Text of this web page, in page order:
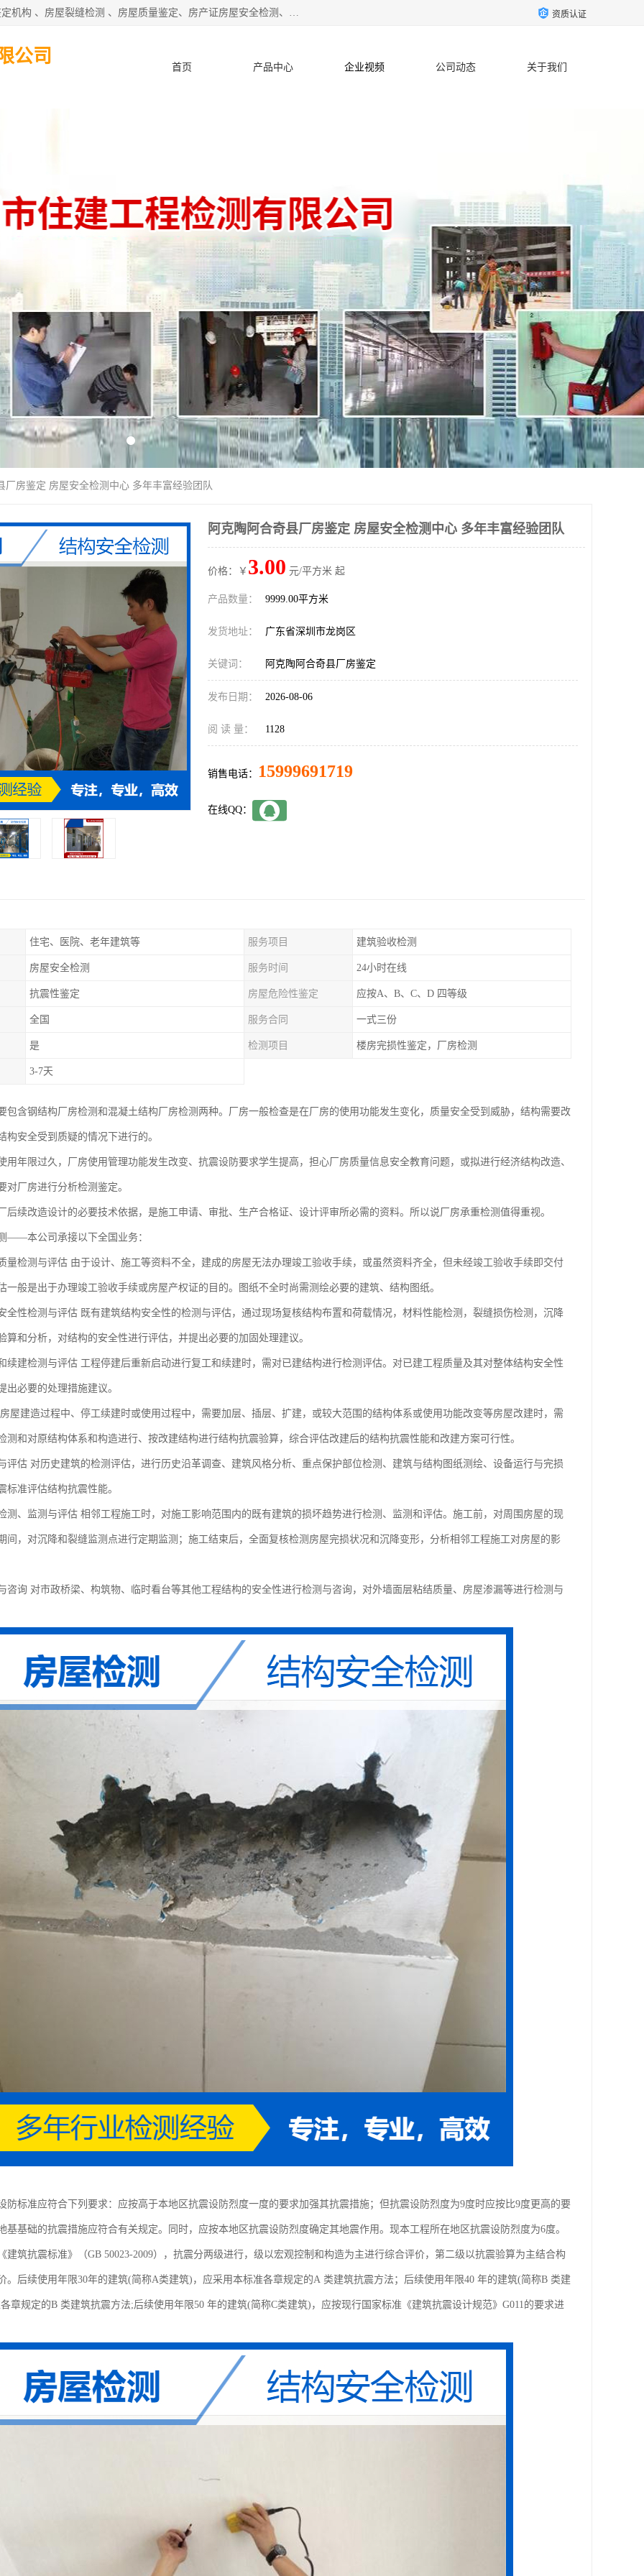
深圳市住建建筑检测鉴定有限公司提供：钢结构检测、房屋鉴定机构 、房屋裂缝检测 、房屋质量鉴定、房产证房屋安全检测、房屋检测鉴定、钢结构夹层安全检测、养老院房屋抗震检测等服务。 资质认证
公司
首页 产品中心 企业视频 公司动态 关于我们
厂房鉴定 房屋安全检测中心 多年丰富经验团队
阿克陶阿合奇县厂房鉴定 房屋安全检测中心 多年丰富经验团队
价格：￥ 3.00 元/平方米 起
产品数量： 9999.00平方米
发货地址： 广东省深圳市龙岗区
关键词： 阿克陶阿合奇县厂房鉴定
发布日期： 2026-08-06
阅 读 量： 1128
销售电话： 15999691719
在线QQ：
住宅、医院、老年建筑等 服务项目 建筑验收检测
房屋安全检测 服务时间 24小时在线
抗震性鉴定 房屋危险性鉴定 应按A、B、C、D 四等级
全国 服务合同 一式三份
是 检测项目 楼房完损性鉴定，厂房检测
3-7天
包含钢结构厂房检测和混凝土结构厂房检测两种。厂房一般检查是在厂房的使用功能发生变化，质量安全受到威胁，结构需要改
构安全受到质疑的情况下进行的。
用年限过久，厂房使用管理功能发生改变、抗震设防要求学生提高，担心厂房质量信息安全教育问题，或拟进行经济结构改造、
对厂房进行分析检测鉴定。
后续改造设计的必要技术依据，是施工申请、审批、生产合格证、设计评审所必需的资料。所以说厂房承重检测值得重视。
——本公司承接以下全国业务：
量检测与评估 由于设计、施工等资料不全，建成的房屋无法办理竣工验收手续，或虽然资料齐全，但未经竣工验收手续即交付
一般是出于办理竣工验收手续或房屋产权证的目的。图纸不全时尚需测绘必要的建筑、结构图纸。
全性检测与评估 既有建筑结构安全性的检测与评估，通过现场复核结构布置和荷载情况，材料性能检测，裂缝损伤检测，沉降
算和分析，对结构的安全性进行评估，并提出必要的加固处理建议。
续建检测与评估 工程停建后重新启动进行复工和续建时，需对已建结构进行检测评估。对已建工程质量及其对整体结构安全性
出必要的处理措施建议。
屋建造过程中、停工续建时或使用过程中，需要加层、插层、扩建，或较大范围的结构体系或使用功能改变等房屋改建时，需
测和对原结构体系和构造进行、按改建结构进行结构抗震验算，综合评估改建后的结构抗震性能和改建方案可行性。
评估 对历史建筑的检测评估，进行历史沿革调查、建筑风格分析、重点保护部位检测、建筑与结构图纸测绘、设备运行与完损
标准评估结构抗震性能。
测、监测与评估 相邻工程施工时，对施工影响范围内的既有建筑的损坏趋势进行检测、监测和评估。施工前，对周围房屋的现
间，对沉降和裂缝监测点进行定期监测；施工结束后，全面复核检测房屋完损状况和沉降变形，分析相邻工程施工对房屋的影
咨询 对市政桥梁、构筑物、临时看台等其他工程结构的安全性进行检测与咨询，对外墙面层粘结质量、房屋渗漏等进行检测与
防标准应符合下列要求：应按高于本地区抗震设防烈度一度的要求加强其抗震措施；但抗震设防烈度为9度时应按比9度更高的要
基基础的抗震措施应符合有关规定。同时，应按本地区抗震设防烈度确定其地震作用。现本工程所在地区抗震设防烈度为6度。
建筑抗震标准》（GB 50023-2009），抗震分两级进行，级以宏观控制和构造为主进行综合评价，第二级以抗震验算为主结合构
。后续使用年限30年的建筑(简称A类建筑)，应采用本标准各章规定的A 类建筑抗震方法；后续使用年限40 年的建筑(简称B 类建
章规定的B 类建筑抗震方法;后续使用年限50 年的建筑(简称C类建筑)，应按现行国家标准《建筑抗震设计规范》G011的要求进